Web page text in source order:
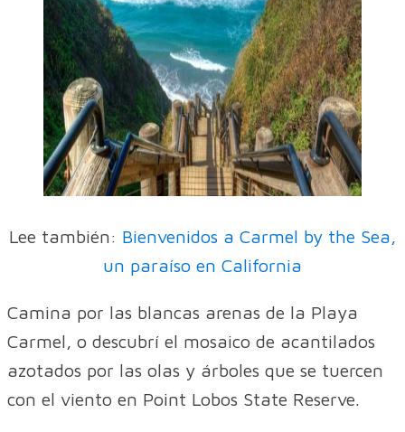
Lee también: Bienvenidos a Carmel by the Sea,
un paraíso en California
Camina por las blancas arenas de la Playa
Carmel, o descubrí el mosaico de acantilados
azotados por las olas y árboles que se tuercen
con el viento en Point Lobos State Reserve.